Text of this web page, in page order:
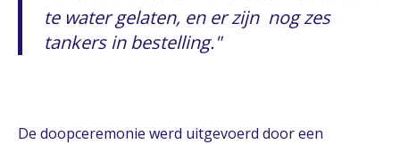
te water gelaten, en er zijn nog zes
tankers in bestelling.
De doopceremonie werd uitgevoerd door een